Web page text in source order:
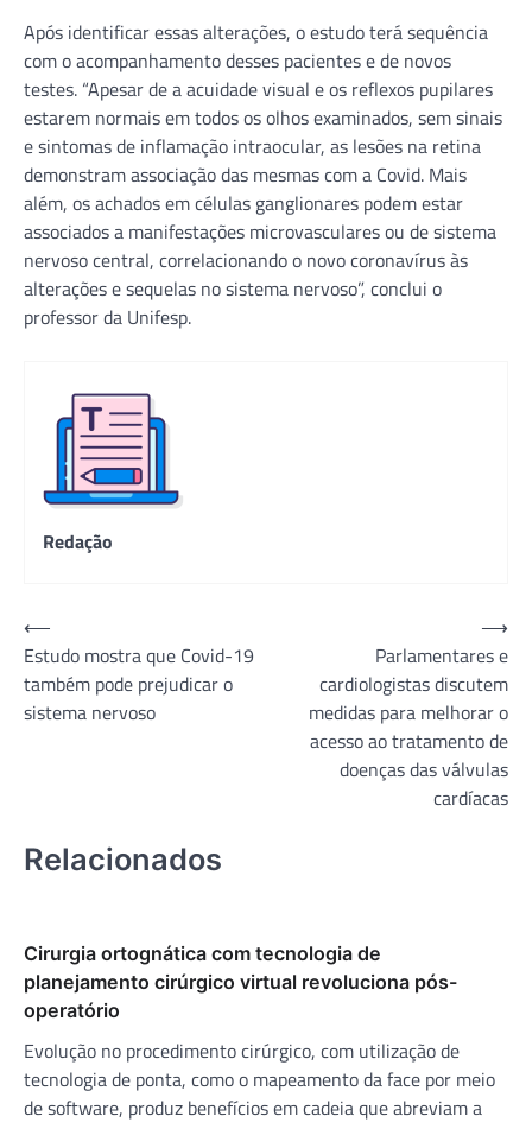
Após identificar essas alterações, o estudo terá sequência
com o acompanhamento desses pacientes e de novos
testes. “Apesar de a acuidade visual e os reflexos pupilares
estarem normais em todos os olhos examinados, sem sinais
e sintomas de inflamação intraocular, as lesões na retina
demonstram associação das mesmas com a Covid. Mais
além, os achados em células ganglionares podem estar
associados a manifestações microvasculares ou de sistema
nervoso central, correlacionando o novo coronavírus às
alterações e sequelas no sistema nervoso”, conclui o
professor da Unifesp.
Redação
Navegação
de
Post
⟵
Estudo mostra que Covid-19
também pode prejudicar o
sistema nervoso
Parlamentares e
cardiologistas discutem
medidas para melhorar o
acesso ao tratamento de
doenças das válvulas
cardíacas
⟶
Relacionados
Cirurgia ortognática com tecnologia de
planejamento cirúrgico virtual revoluciona pós-
operatório
Evolução no procedimento cirúrgico, com utilização de
tecnologia de ponta, como o mapeamento da face por meio
de software, produz benefícios em cadeia que abreviam a